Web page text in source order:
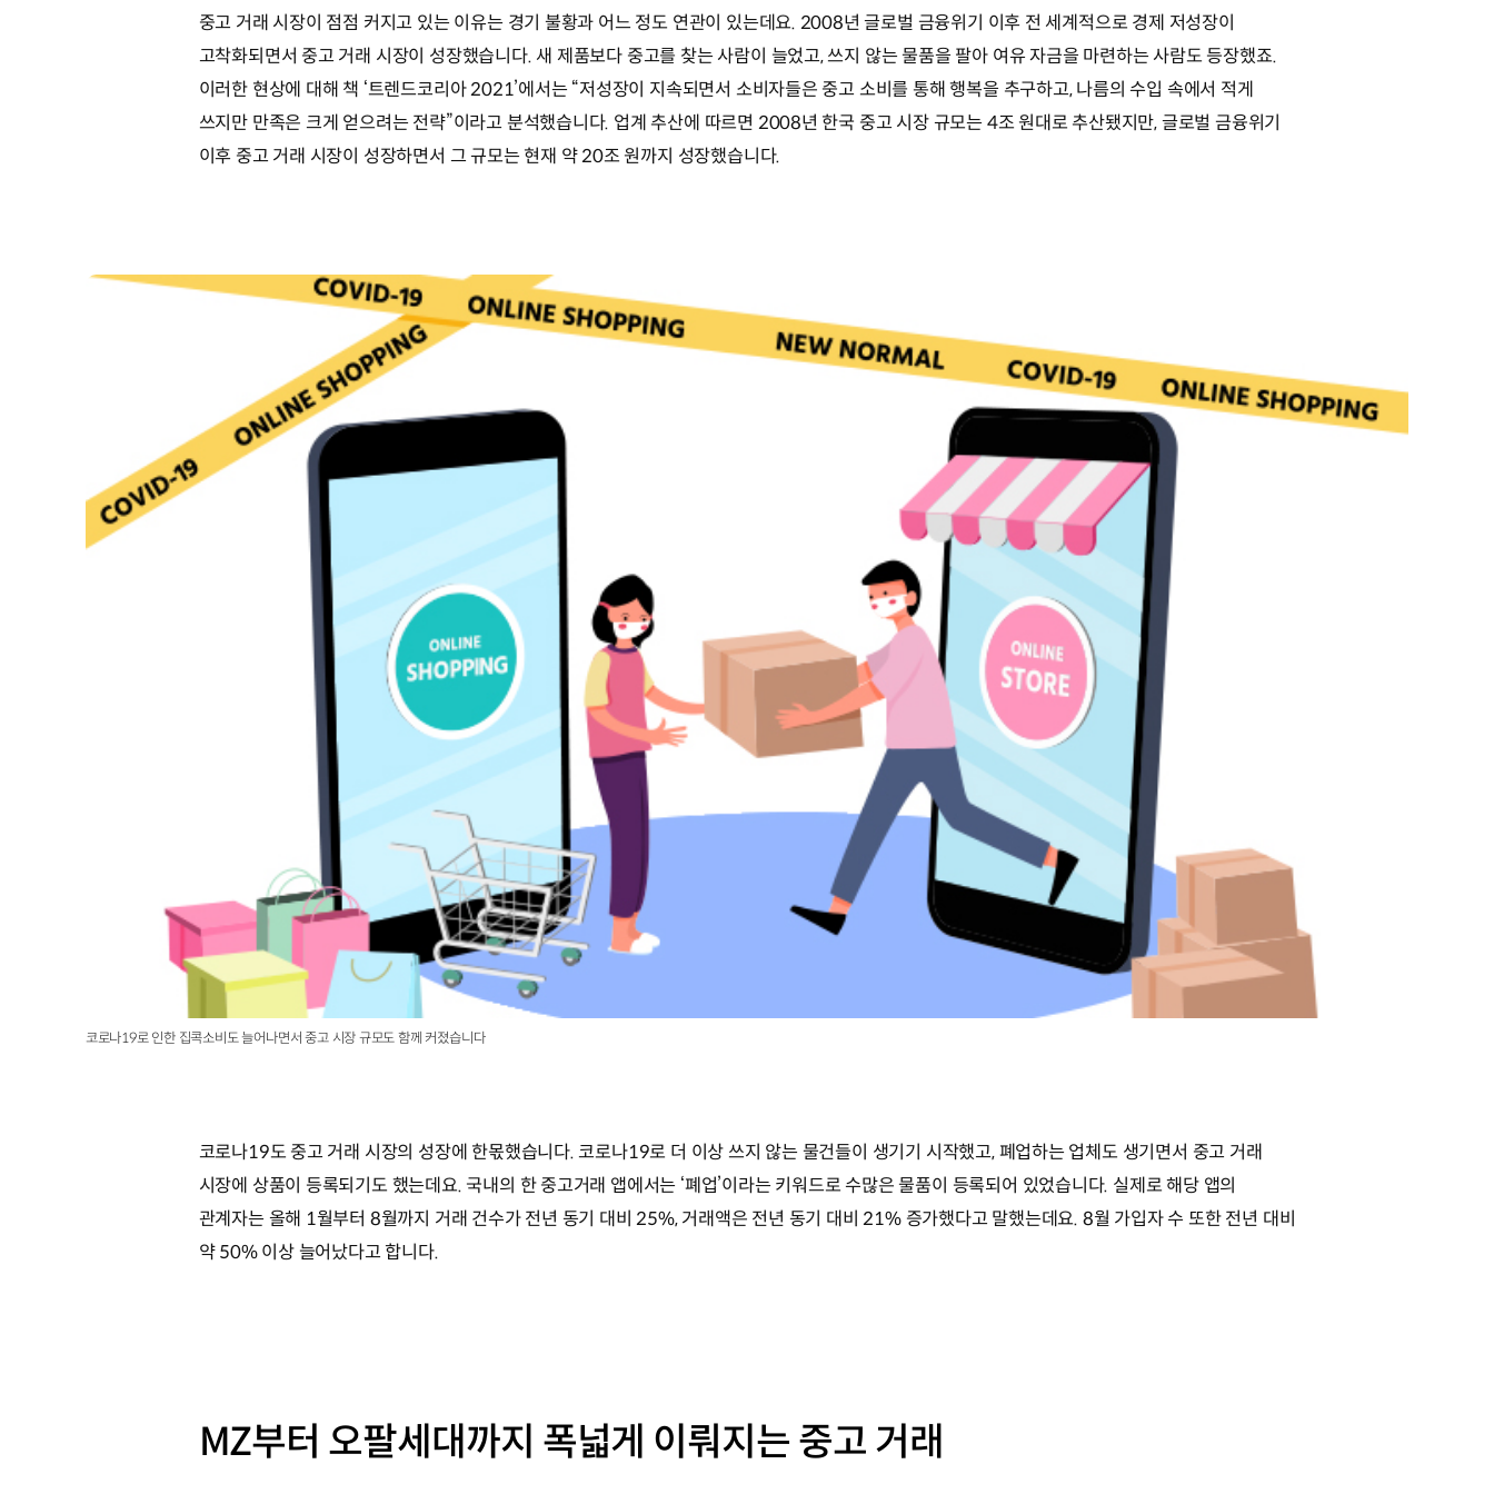
중고 거래 시장이 점점 커지고 있는 이유는 경기 불황과 어느 정도 연관이 있는데요. 2008년 글로벌 금융위기 이후 전 세계적으로 경제 저성장이
고착화되면서 중고 거래 시장이 성장했습니다. 새 제품보다 중고를 찾는 사람이 늘었고, 쓰지 않는 물품을 팔아 여유 자금을 마련하는 사람도 등장했죠.
이러한 현상에 대해 책 ‘트렌드코리아 2021’에서는 “저성장이 지속되면서 소비자들은 중고 소비를 통해 행복을 추구하고, 나름의 수입 속에서 적게
쓰지만 만족은 크게 얻으려는 전략”이라고 분석했습니다. 업계 추산에 따르면 2008년 한국 중고 시장 규모는 4조 원대로 추산됐지만, 글로벌 금융위기
이후 중고 거래 시장이 성장하면서 그 규모는 현재 약 20조 원까지 성장했습니다.
코로나19로 인한 집콕소비도 늘어나면서 중고 시장 규모도 함께 커졌습니다
코로나19도 중고 거래 시장의 성장에 한몫했습니다. 코로나19로 더 이상 쓰지 않는 물건들이 생기기 시작했고, 폐업하는 업체도 생기면서 중고 거래
시장에 상품이 등록되기도 했는데요. 국내의 한 중고거래 앱에서는 ‘폐업’이라는 키워드로 수많은 물품이 등록되어 있었습니다. 실제로 해당 앱의
관계자는 올해 1월부터 8월까지 거래 건수가 전년 동기 대비 25%, 거래액은 전년 동기 대비 21% 증가했다고 말했는데요. 8월 가입자 수 또한 전년 대비
약 50% 이상 늘어났다고 합니다.
MZ부터 오팔세대까지 폭넓게 이뤄지는 중고 거래